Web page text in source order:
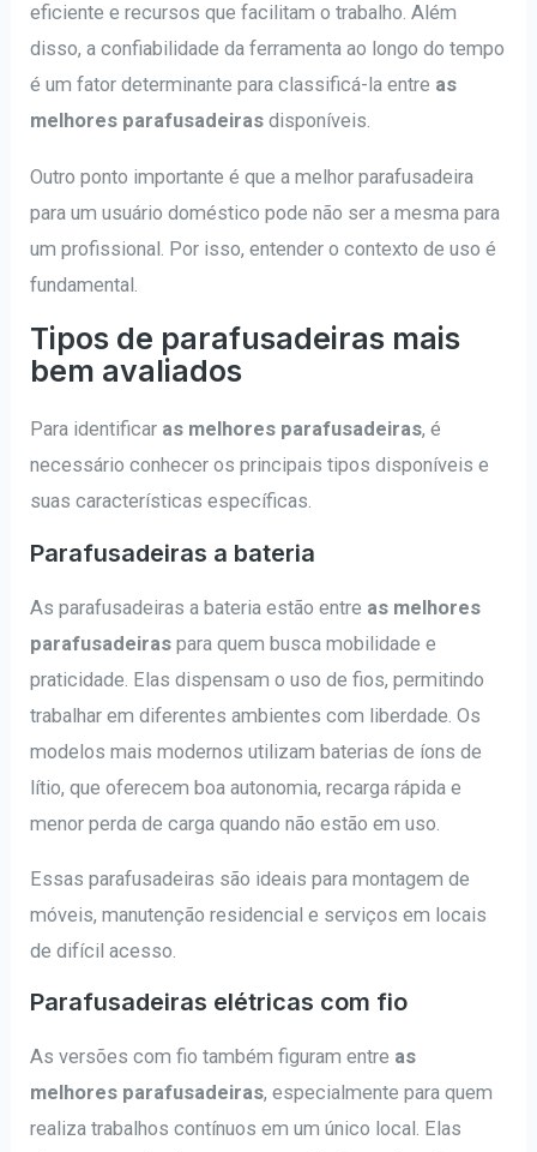
eficiente e recursos que facilitam o trabalho. Além
disso, a confiabilidade da ferramenta ao longo do tempo
é um fator determinante para classificá-la entre as
melhores parafusadeiras disponíveis.
Outro ponto importante é que a melhor parafusadeira
para um usuário doméstico pode não ser a mesma para
um profissional. Por isso, entender o contexto de uso é
fundamental.
Tipos de parafusadeiras mais
bem avaliados
Para identificar as melhores parafusadeiras, é
necessário conhecer os principais tipos disponíveis e
suas características específicas.
Parafusadeiras a bateria
As parafusadeiras a bateria estão entre as melhores
parafusadeiras para quem busca mobilidade e
praticidade. Elas dispensam o uso de fios, permitindo
trabalhar em diferentes ambientes com liberdade. Os
modelos mais modernos utilizam baterias de íons de
lítio, que oferecem boa autonomia, recarga rápida e
menor perda de carga quando não estão em uso.
Essas parafusadeiras são ideais para montagem de
móveis, manutenção residencial e serviços em locais
de difícil acesso.
Parafusadeiras elétricas com fio
As versões com fio também figuram entre as
melhores parafusadeiras, especialmente para quem
realiza trabalhos contínuos em um único local. Elas